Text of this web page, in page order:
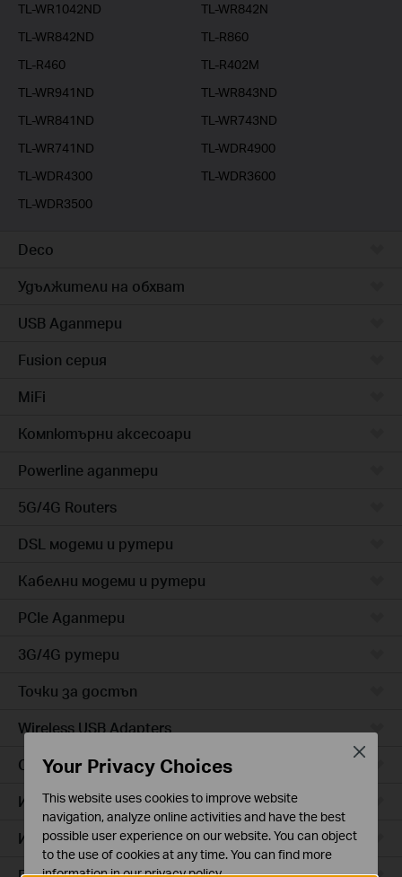
TL-WR1042ND
TL-WR842N
TL-WR842ND
TL-R860
TL-R460
TL-R402M
TL-WR941ND
TL-WR843ND
TL-WR841ND
TL-WR743ND
TL-WR741ND
TL-WDR4900
TL-WDR4300
TL-WDR3600
TL-WDR3500
Deco
Удължители на обхват
USB Адаптери
Fusion серия
MiFi
Компютърни аксесоари
Powerline адаптери
5G/4G Routers
DSL модеми и рутери
Кабелни модеми и рутери
PCIe Адаптери
3G/4G рутери
Точки за достъп
Wireless USB Adapters
Cloud камери
Интелигентни контакти
Интелигентно осветление
Your Privacy Choices
This website uses cookies to improve website
navigation, analyze online activities and have the best
possible user experience on our website. You can object
to the use of cookies at any time. You can find more
information in ourprivacy policy.
Close